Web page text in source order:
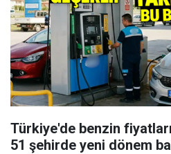
Türkiye'de benzin
51 şehirde yeni dönem